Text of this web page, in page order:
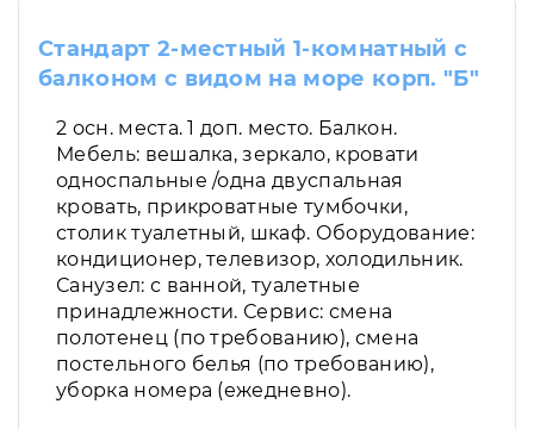
Стандарт 2-местный 1-комнатный с
балконом с видом на море корп. "Б"
2 осн. места. 1 доп. место. Балкон.
Мебель: вешалка, зеркало, кровати
односпальные /одна двуспальная
кровать, прикроватные тумбочки,
столик туалетный, шкаф. Оборудование:
кондиционер, телевизор, холодильник.
Санузел: с ванной, туалетные
принадлежности. Сервис: смена
полотенец (по требованию), смена
постельного белья (по требованию),
уборка номера (ежедневно).